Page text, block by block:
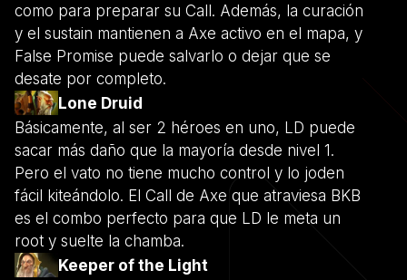
como para preparar su Call. Además, la curación
y el sustain mantienen a Axe activo en el mapa, y
False Promise puede salvarlo o dejar que se
desate por completo.
Lone Druid
Básicamente, al ser 2 héroes en uno, LD puede
sacar más daño que la mayoría desde nivel 1.
Pero el vato no tiene mucho control y lo joden
fácil kiteándolo. El Call de Axe que atraviesa BKB
es el combo perfecto para que LD le meta un
root y suelte la chamba.
Keeper of the Light